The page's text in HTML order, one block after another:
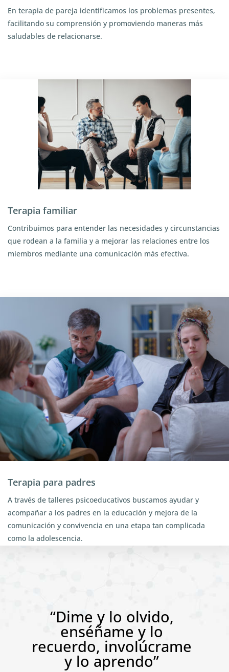
En terapia de pareja identificamos los problemas presentes,
facilitando su comprensión y promoviendo maneras más
saludables de relacionarse.
Terapia familiar
Contribuimos para entender las necesidades y circunstancias
que rodean a la familia y a mejorar las relaciones entre los
miembros mediante una comunicación más efectiva.
Terapia para padres
A través de talleres psicoeducativos buscamos ayudar y
acompañar a los padres en la educación y mejora de la
comunicación y convivencia en una etapa tan complicada
como la adolescencia.
“Dime y lo olvido,
enséñame y lo
recuerdo, involúcrame
y lo aprendo”